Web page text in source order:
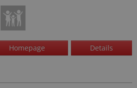
Homepage Details